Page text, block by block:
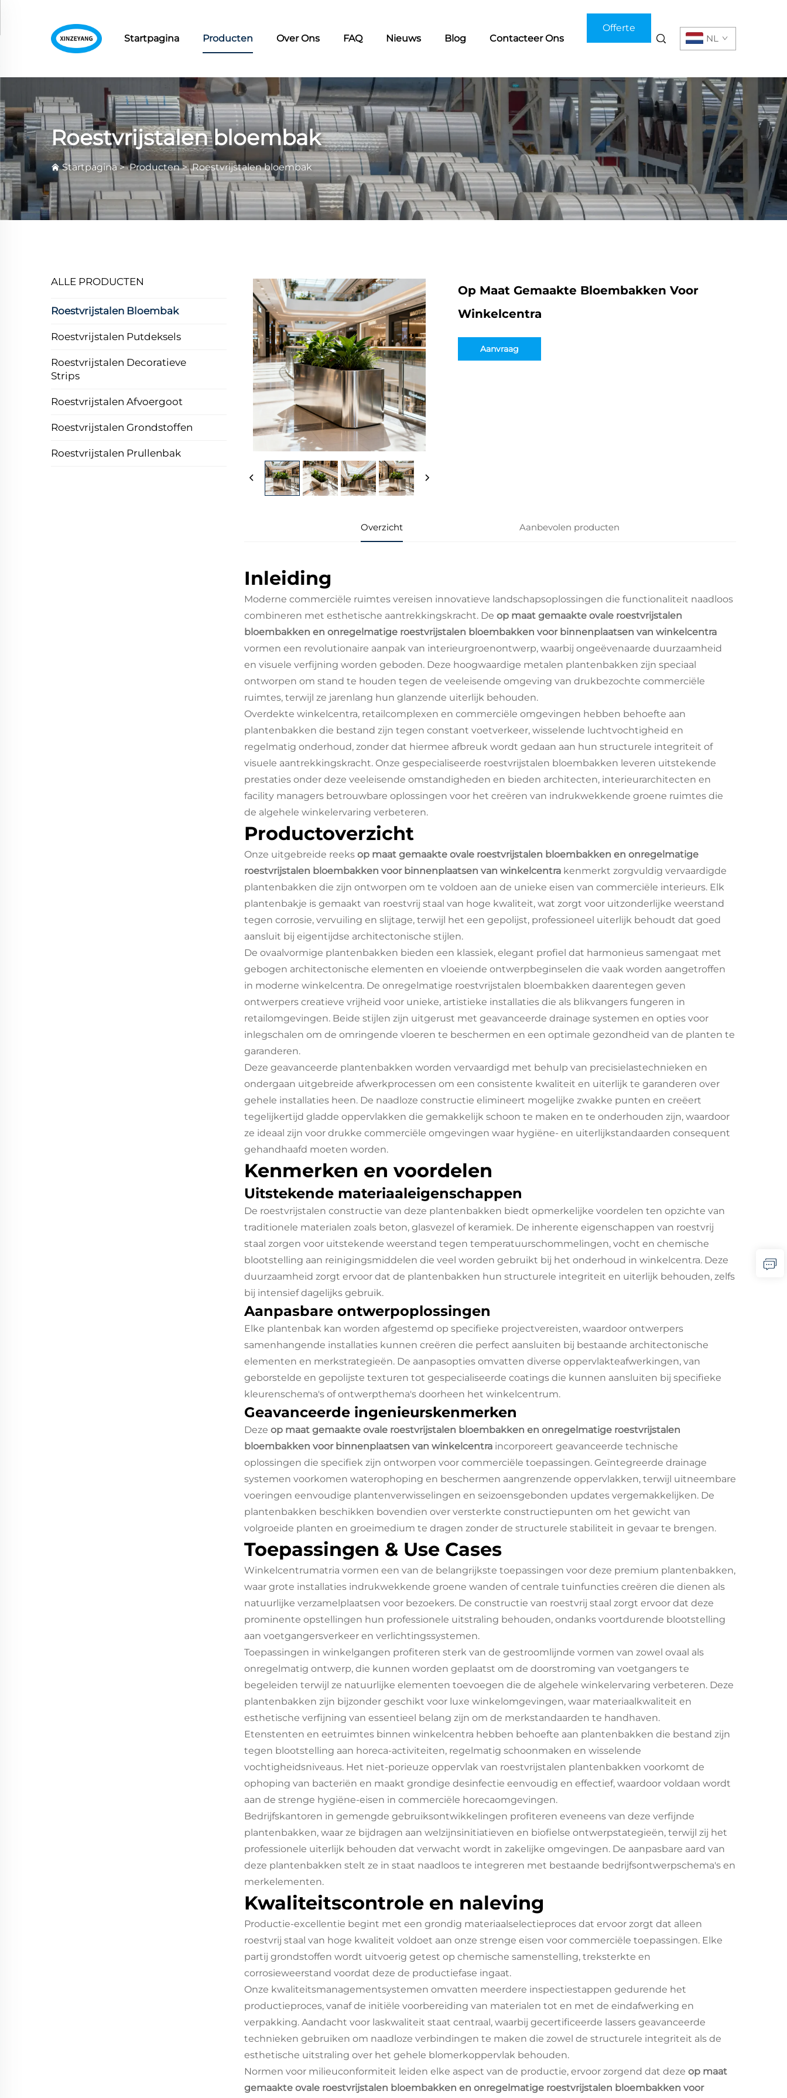
Startpagina Producten Over Ons FAQ Nieuws Blog Contacteer Ons
Offerte
NL
Roestvrijstalen bloembak
Startpagina>Producten>Roestvrijstalen bloembak
ALLE PRODUCTEN
Roestvrijstalen Bloembak
Roestvrijstalen Putdeksels
Roestvrijstalen Decoratieve
Strips
Roestvrijstalen Afvoergoot
Roestvrijstalen Grondstoffen
Roestvrijstalen Prullenbak
Op Maat Gemaakte Bloembakken Voor
Winkelcentra
Aanvraag
Overzicht Aanbevolen producten
Inleiding
Moderne commerciële ruimtes vereisen innovatieve landschapsoplossingen die functionaliteit naadloos
combineren met esthetische aantrekkingskracht. De op maat gemaakte ovale roestvrijstalen
bloembakken en onregelmatige roestvrijstalen bloembakken voor binnenplaatsen van winkelcentra
vormen een revolutionaire aanpak van interieurgroenontwerp, waarbij ongeëvenaarde duurzaamheid
en visuele verfijning worden geboden. Deze hoogwaardige metalen plantenbakken zijn speciaal
ontworpen om stand te houden tegen de veeleisende omgeving van drukbezochte commerciële
ruimtes, terwijl ze jarenlang hun glanzende uiterlijk behouden.
Overdekte winkelcentra, retailcomplexen en commerciële omgevingen hebben behoefte aan
plantenbakken die bestand zijn tegen constant voetverkeer, wisselende luchtvochtigheid en
regelmatig onderhoud, zonder dat hiermee afbreuk wordt gedaan aan hun structurele integriteit of
visuele aantrekkingskracht. Onze gespecialiseerde roestvrijstalen bloembakken leveren uitstekende
prestaties onder deze veeleisende omstandigheden en bieden architecten, interieurarchitecten en
facility managers betrouwbare oplossingen voor het creëren van indrukwekkende groene ruimtes die
de algehele winkelervaring verbeteren.
Productoverzicht
Onze uitgebreide reeks op maat gemaakte ovale roestvrijstalen bloembakken en onregelmatige
roestvrijstalen bloembakken voor binnenplaatsen van winkelcentra kenmerkt zorgvuldig vervaardigde
plantenbakken die zijn ontworpen om te voldoen aan de unieke eisen van commerciële interieurs. Elk
plantenbakje is gemaakt van roestvrij staal van hoge kwaliteit, wat zorgt voor uitzonderlijke weerstand
tegen corrosie, vervuiling en slijtage, terwijl het een gepolijst, professioneel uiterlijk behoudt dat goed
aansluit bij eigentijdse architectonische stijlen.
De ovaalvormige plantenbakken bieden een klassiek, elegant profiel dat harmonieus samengaat met
gebogen architectonische elementen en vloeiende ontwerpbeginselen die vaak worden aangetroffen
in moderne winkelcentra. De onregelmatige roestvrijstalen bloembakken daarentegen geven
ontwerpers creatieve vrijheid voor unieke, artistieke installaties die als blikvangers fungeren in
retailomgevingen. Beide stijlen zijn uitgerust met geavanceerde drainage systemen en opties voor
inlegschalen om de omringende vloeren te beschermen en een optimale gezondheid van de planten te
garanderen.
Deze geavanceerde plantenbakken worden vervaardigd met behulp van precisielastechnieken en
ondergaan uitgebreide afwerkprocessen om een consistente kwaliteit en uiterlijk te garanderen over
gehele installaties heen. De naadloze constructie elimineert mogelijke zwakke punten en creëert
tegelijkertijd gladde oppervlakken die gemakkelijk schoon te maken en te onderhouden zijn, waardoor
ze ideaal zijn voor drukke commerciële omgevingen waar hygiëne- en uiterlijkstandaarden consequent
gehandhaafd moeten worden.
Kenmerken en voordelen
Uitstekende materiaaleigenschappen
De roestvrijstalen constructie van deze plantenbakken biedt opmerkelijke voordelen ten opzichte van
traditionele materialen zoals beton, glasvezel of keramiek. De inherente eigenschappen van roestvrij
staal zorgen voor uitstekende weerstand tegen temperatuurschommelingen, vocht en chemische
blootstelling aan reinigingsmiddelen die veel worden gebruikt bij het onderhoud in winkelcentra. Deze
duurzaamheid zorgt ervoor dat de plantenbakken hun structurele integriteit en uiterlijk behouden, zelfs
bij intensief dagelijks gebruik.
Aanpasbare ontwerpoplossingen
Elke plantenbak kan worden afgestemd op specifieke projectvereisten, waardoor ontwerpers
samenhangende installaties kunnen creëren die perfect aansluiten bij bestaande architectonische
elementen en merkstrategieën. De aanpasopties omvatten diverse oppervlakteafwerkingen, van
geborstelde en gepolijste texturen tot gespecialiseerde coatings die kunnen aansluiten bij specifieke
kleurenschema's of ontwerpthema's doorheen het winkelcentrum.
Geavanceerde ingenieurskenmerken
Deze op maat gemaakte ovale roestvrijstalen bloembakken en onregelmatige roestvrijstalen
bloembakken voor binnenplaatsen van winkelcentra incorporeert geavanceerde technische
oplossingen die specifiek zijn ontworpen voor commerciële toepassingen. Geïntegreerde drainage
systemen voorkomen waterophoping en beschermen aangrenzende oppervlakken, terwijl uitneembare
voeringen eenvoudige plantenverwisselingen en seizoensgebonden updates vergemakkelijken. De
plantenbakken beschikken bovendien over versterkte constructiepunten om het gewicht van
volgroeide planten en groeimedium te dragen zonder de structurele stabiliteit in gevaar te brengen.
Toepassingen & Use Cases
Winkelcentrumatria vormen een van de belangrijkste toepassingen voor deze premium plantenbakken,
waar grote installaties indrukwekkende groene wanden of centrale tuinfuncties creëren die dienen als
natuurlijke verzamelplaatsen voor bezoekers. De constructie van roestvrij staal zorgt ervoor dat deze
prominente opstellingen hun professionele uitstraling behouden, ondanks voortdurende blootstelling
aan voetgangersverkeer en verlichtingssystemen.
Toepassingen in winkelgangen profiteren sterk van de gestroomlijnde vormen van zowel ovaal als
onregelmatig ontwerp, die kunnen worden geplaatst om de doorstroming van voetgangers te
begeleiden terwijl ze natuurlijke elementen toevoegen die de algehele winkelervaring verbeteren. Deze
plantenbakken zijn bijzonder geschikt voor luxe winkelomgevingen, waar materiaalkwaliteit en
esthetische verfijning van essentieel belang zijn om de merkstandaarden te handhaven.
Etenstenten en eetruimtes binnen winkelcentra hebben behoefte aan plantenbakken die bestand zijn
tegen blootstelling aan horeca-activiteiten, regelmatig schoonmaken en wisselende
vochtigheidsniveaus. Het niet-porieuze oppervlak van roestvrijstalen plantenbakken voorkomt de
ophoping van bacteriën en maakt grondige desinfectie eenvoudig en effectief, waardoor voldaan wordt
aan de strenge hygiëne-eisen in commerciële horecaomgevingen.
Bedrijfskantoren in gemengde gebruiksontwikkelingen profiteren eveneens van deze verfijnde
plantenbakken, waar ze bijdragen aan welzijnsinitiatieven en biofielse ontwerpstategieën, terwijl zij het
professionele uiterlijk behouden dat verwacht wordt in zakelijke omgevingen. De aanpasbare aard van
deze plantenbakken stelt ze in staat naadloos te integreren met bestaande bedrijfsontwerpschema's en
merkelementen.
Kwaliteitscontrole en naleving
Productie-excellentie begint met een grondig materiaalselectieproces dat ervoor zorgt dat alleen
roestvrij staal van hoge kwaliteit voldoet aan onze strenge eisen voor commerciële toepassingen. Elke
partij grondstoffen wordt uitvoerig getest op chemische samenstelling, treksterkte en
corrosieweerstand voordat deze de productiefase ingaat.
Onze kwaliteitsmanagementsystemen omvatten meerdere inspectiestappen gedurende het
productieproces, vanaf de initiële voorbereiding van materialen tot en met de eindafwerking en
verpakking. Aandacht voor laskwaliteit staat centraal, waarbij gecertificeerde lassers geavanceerde
technieken gebruiken om naadloze verbindingen te maken die zowel de structurele integriteit als de
esthetische uitstraling over het gehele blomerkoppervlak behouden.
Normen voor milieuconformiteit leiden elke aspect van de productie, ervoor zorgend dat deze op maat
gemaakte ovale roestvrijstalen bloembakken en onregelmatige roestvrijstalen bloembakken voor